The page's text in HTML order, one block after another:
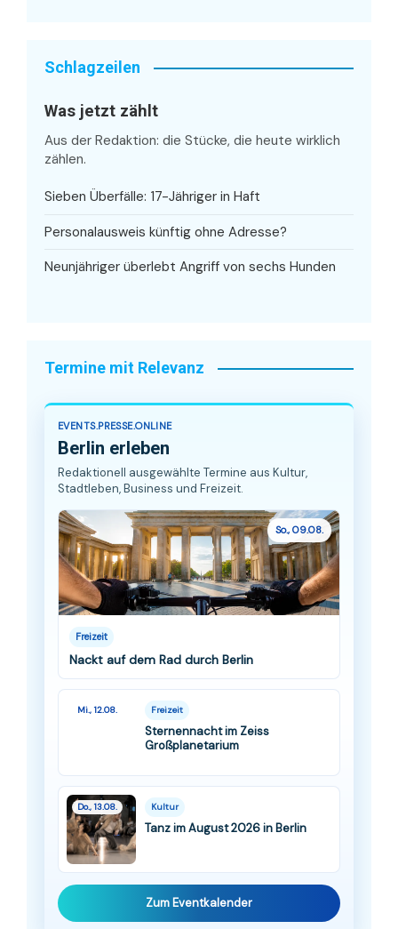
Schlagzeilen
Was jetzt zählt
Aus der Redaktion: die Stücke, die heute wirklich
zählen.
Sieben Überfälle: 17-Jähriger in Haft
Personalausweis künftig ohne Adresse?
Neunjähriger überlebt Angriff von sechs Hunden
Termine mit Relevanz
EVENTS.PRESSE.ONLINE
Berlin erleben
Redaktionell ausgewählte Termine aus Kultur,
Stadtleben, Business und Freizeit.
So., 09.08.
Freizeit
Nackt auf dem Rad durch Berlin
Mi., 12.08. Freizeit
Sternennacht im Zeiss
Großplanetarium
Do., 13.08. Kultur
Tanz im August 2026 in Berlin
Zum Eventkalender